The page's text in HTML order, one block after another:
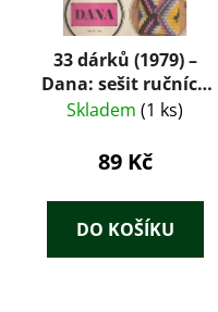
33 dárků (1979) –
Dana: sešit ručních
prací
Skladem (1 ks)
89 Kč
DO KOŠÍKU